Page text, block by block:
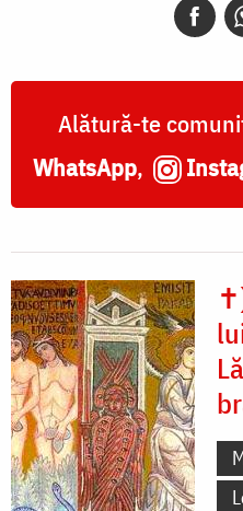
Alătură-te
WhatsApp,